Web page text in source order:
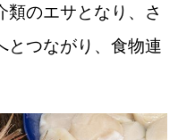
たい】
り楽しみたい】
類のエサとなり、さ
とつながり、食物連